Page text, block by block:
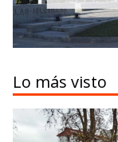
Lo más visto